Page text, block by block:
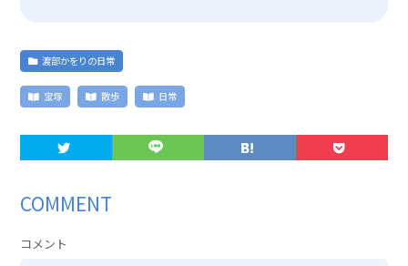
渡部かをりの日常
宝塚 散歩 日常
COMMENT
コメント